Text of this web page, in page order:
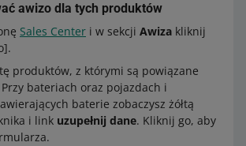
awizo dla tych produktów
Sales Center i w sekcji Awiza kliknij
produktów, z którymi są powiązane
bateriach oraz pojazdach i
baterie zobaczysz żółtą
i link uzupełnij dane. Kliknij go, aby